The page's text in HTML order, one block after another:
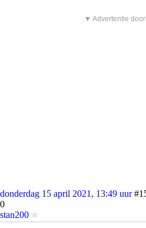
▼ Advertentie
donderdag 15 april 2021, 13:49 uur
0
stan200
quote: